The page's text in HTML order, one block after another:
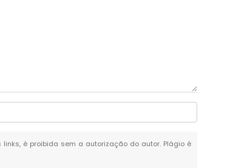
é proibida sem a autorização do autor. Plágio é